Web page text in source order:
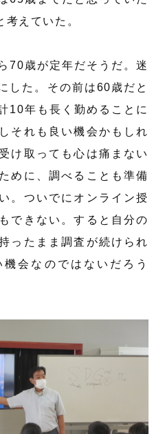
えていた。
70歳が定年だそうだ。迷
した。その前は60歳だと
10年も長く勤めることに
それも良い機会かもしれ
け取っても心は痛まない
めに、調べることも準備
。ついでにオンライン授
できない。すると自分の
ったまま調査が続けられ
会なのではないだろう